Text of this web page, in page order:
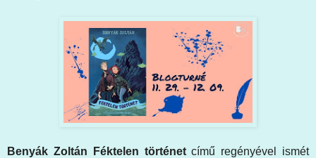
Benyák Zoltán Féktelen történetcímű regényével ismét